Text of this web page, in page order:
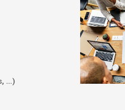
...)